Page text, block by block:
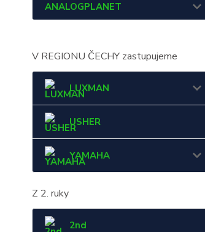
ANALOGPLANET
V REGIONU ČECHY zastupujeme
LUXMAN
USHER
YAMAHA
Z 2. ruky
2nd